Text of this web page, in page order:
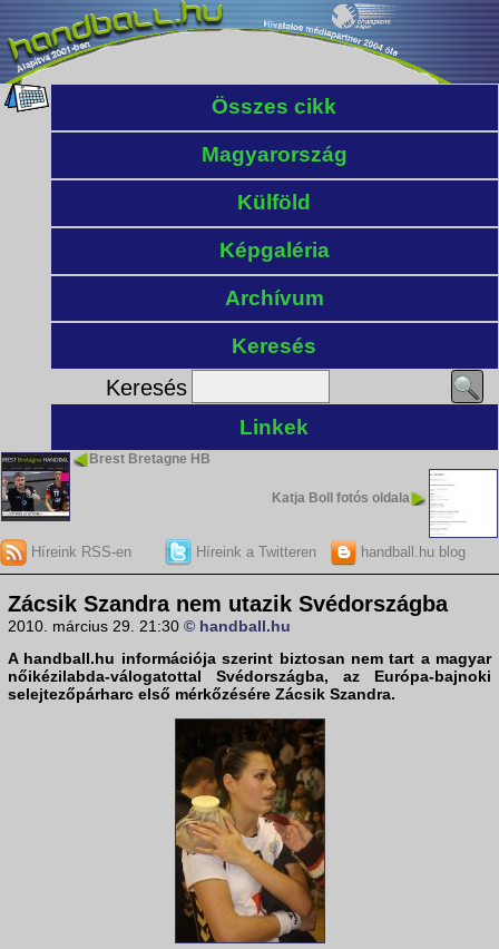
Összes cikk
Magyarország
Külföld
Képgaléria
Archívum
Keresés
Keresés
Linkek
Brest Bretagne HB
Katja Boll fotós oldala
Híreink RSS-en Híreink a Twitteren handball.hu blog
Zácsik Szandra nem utazik Svédországba
2010. március 29. 21:30 © handball.hu
A handball.hu információja szerint biztosan nem tart a magyar
nőikézilabda-válogatottal Svédországba, az Európa-bajnoki
selejtezőpárharc első mérkőzésére Zácsik Szandra.